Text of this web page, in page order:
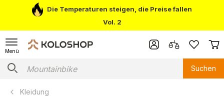
Die Temperaturen steigen, die Preise fallen
Vol. 2
Menü
Suchen
Kleidung